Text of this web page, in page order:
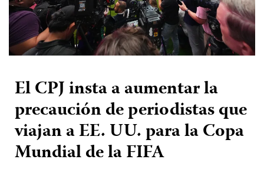
El CPJ insta a aumentar la
precaución de periodistas que
viajan a EE. UU. para la Copa
Mundial de la FIFA